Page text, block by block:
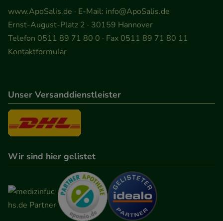
www.ApoSalis.de · E-Mail: info@ApoSalis.de
Ernst-August-Platz 2 · 30159 Hannover
Telefon 0511 89 71 80 0 · Fax 0511 89 71 80 11
Kontaktformular
Unser Versanddienstleister
Wir sind hier gelistet